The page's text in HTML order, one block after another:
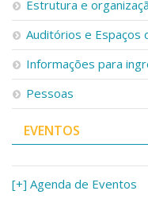
Estrutura e
Auditórios e Espaços
Informações para
Pessoas
EVENTOS
[+] Agenda de Eventos